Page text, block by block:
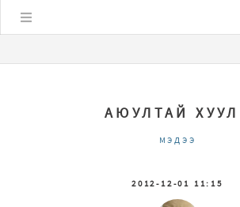
АЮУЛТАЙ
МЭДЭЭ
2012-12-01 11:15